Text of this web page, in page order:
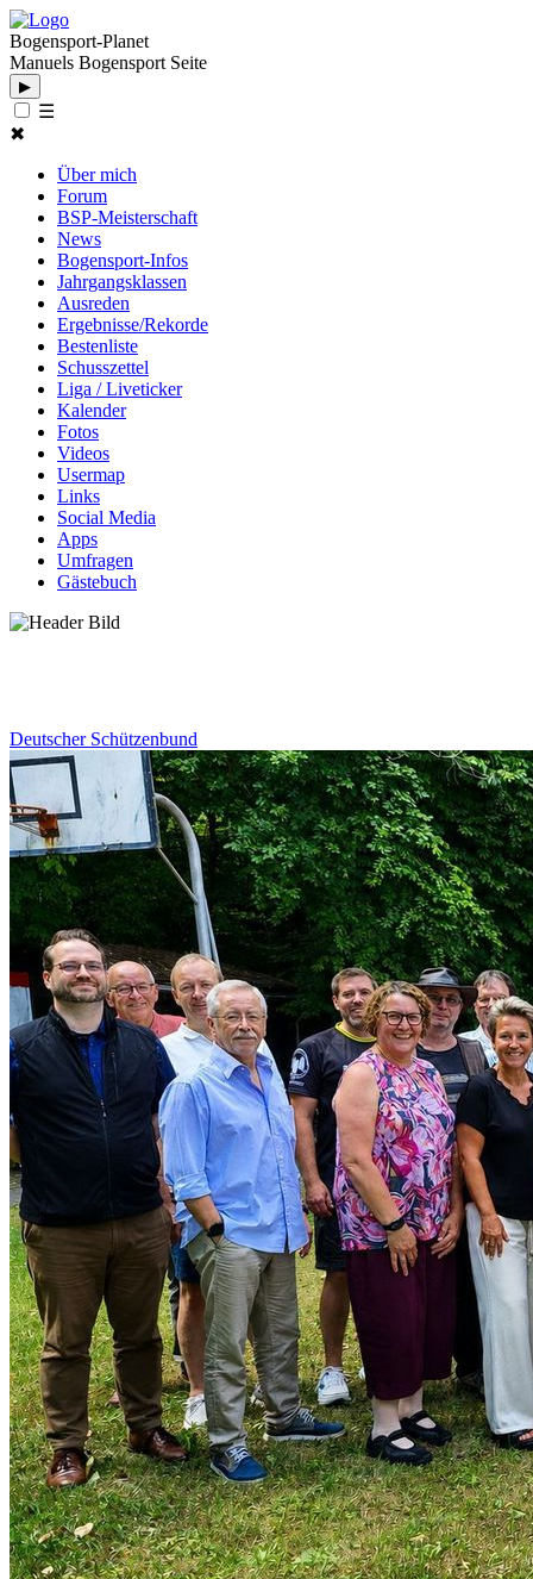
Bogensport-Planet
Manuels Bogensport Seite
▶
☰
✖
Über mich
Forum
BSP-Meisterschaft
News
Bogensport-Infos
Jahrgangsklassen
Ausreden
Ergebnisse/Rekorde
Bestenliste
Schusszettel
Liga / Liveticker
Kalender
Fotos
Videos
Usermap
Links
Social Media
Apps
Umfragen
Gästebuch
Deutscher Schützenbund